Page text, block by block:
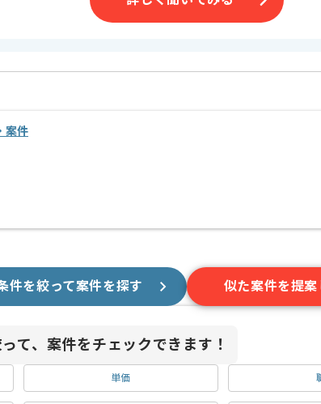
案件
件を絞って案件を探す 似た案件を提案
て、案件をチェックできます！
単価